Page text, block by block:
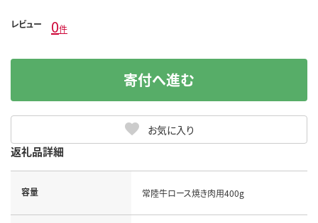
レビュー 0件
お気に入り
寄付へ進む
返礼品詳細
容量 常陸牛ロース焼き肉用400g